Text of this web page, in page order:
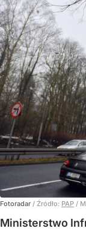
Fotoradar / Źródło: PAP /
Ministerstwo